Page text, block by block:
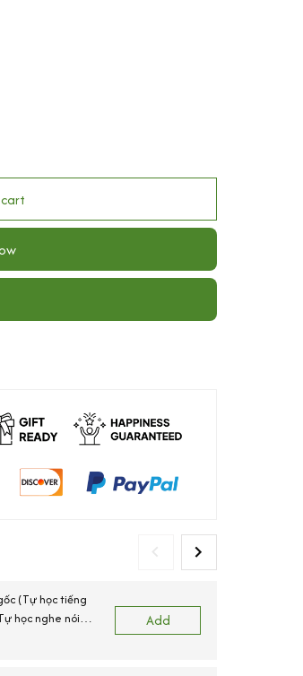
(Tự học tiếng
học nghe nói
Add